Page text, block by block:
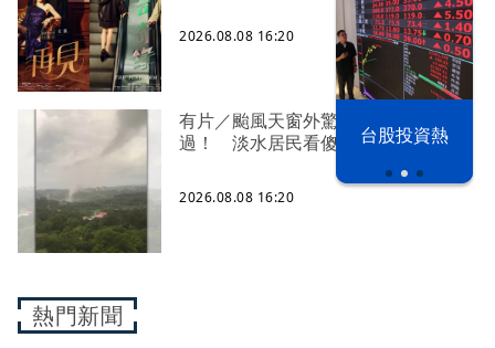
漢光42演習 台股投資熱
2026.08.08 16:20
有片／颱風天窗外驚見「水龍捲」掃
過！ 淡水居民看傻了
2026.08.08 16:20
熱門新聞